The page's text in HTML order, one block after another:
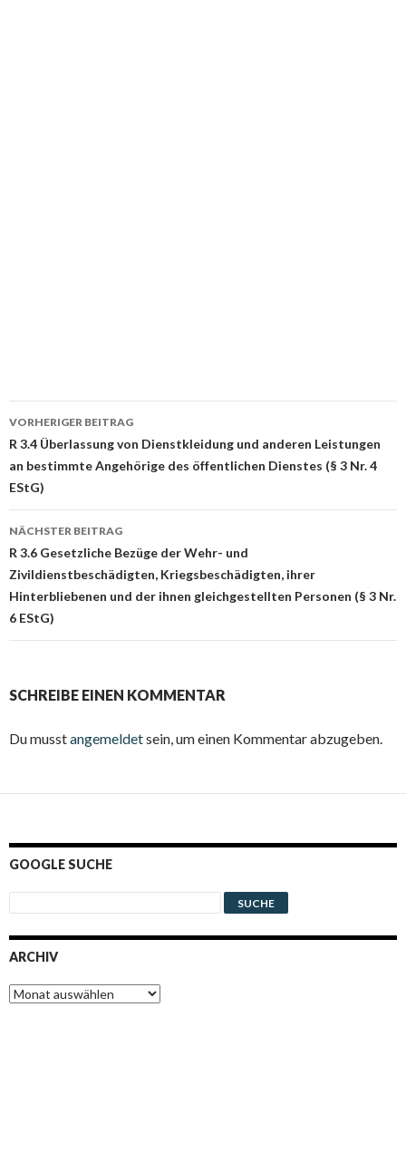
Beitrags-
Navigation
VORHERIGER BEITRAG
R 3.4 Überlassung von Dienstkleidung und anderen Leistungen
an bestimmte Angehörige des öffentlichen Dienstes (§ 3 Nr. 4
EStG)
NÄCHSTER BEITRAG
R 3.6 Gesetzliche Bezüge der Wehr- und
Zivildienstbeschädigten, Kriegsbeschädigten, ihrer
Hinterbliebenen und der ihnen gleichgestellten Personen (§ 3 Nr.
6 EStG)
SCHREIBE EINEN KOMMENTAR
Du musstangemeldetsein, um einen Kommentar abzugeben.
GOOGLE SUCHE
ARCHIV
Archiv